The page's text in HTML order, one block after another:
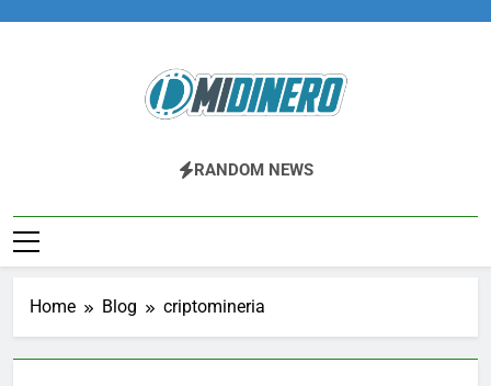
Midinero.co
Fintech, Criptomonedas
RANDOM NEWS
Home Blog criptomineria